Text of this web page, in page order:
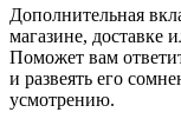
Дополнительная
магазине, доставке
Поможет вам
и развеять его
усмотрению.